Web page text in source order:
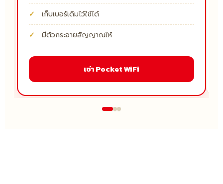
เก็บเบอร์เดิมไว้ใช้ได้
มีตัวกระจายสัญญาณให้
เช่า Pocket WiFi